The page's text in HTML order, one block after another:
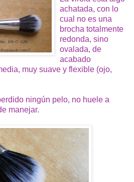
achatada, con lo
cual no es una
brocha totalmente
redonda, sino
ovalada, de
acabado
muy suave y flexible (ojo,
ningún pelo, no huele a
manejar.